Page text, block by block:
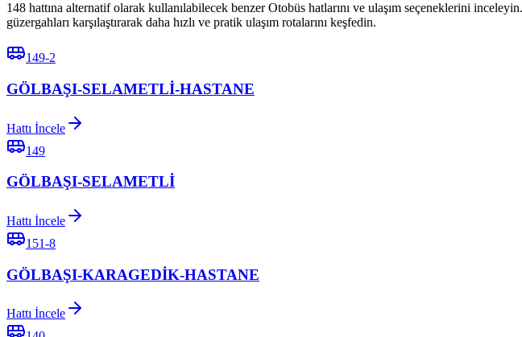
148 hattına alternatif olarak kullanılabilecek benzer Otobüs hatlarını ve ulaşım seçeneklerini
güzergahları karşılaştırarak daha hızlı ve pratik ulaşım rotalarını keşfedin.
149-2
GÖLBAŞI-SELAMETLİ-HASTANE
Hattı İncele
149
GÖLBAŞI-SELAMETLİ
Hattı İncele
151-8
GÖLBAŞI-KARAGEDİK-HASTANE
Hattı İncele